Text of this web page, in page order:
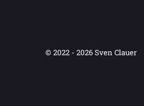
© 2022 - 2026 Sven Clauer